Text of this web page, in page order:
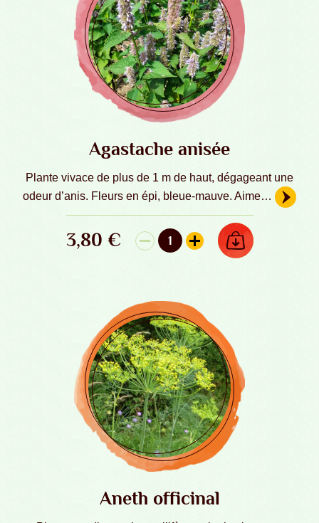
Agastache anisée
Plante vivace de plus de 1 m de haut, dégageant une
odeur d’anis. Fleurs en épi, bleue-mauve. Aime…
3,80 € 1
quantité de Agastache anisée - Graines
AJOUTER AU PANIER
Aneth officinal